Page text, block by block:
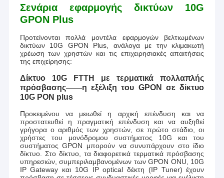
Σενάρια εφαρμογής δικτύων 10G
GPON Plus
Προτείνονται πολλά μοντέλα εφαρμογών βελτιωμένων
δικτύων 10G GPON Plus, ανάλογα με την κλιμακωτή
χρέωση των χρηστών και τις επιχειρησιακές απαιτήσεις
της επιχείρησης:
Δίκτυο 10G FTTH με τερματικά πολλαπλής
πρόσβασης——η εξέλιξη του GPON σε δίκτυο
10G PON plus
Προκειμένου να μειωθεί η αρχική επένδυση και να
προστατευθεί η πραγματική επένδυση και να αυξηθεί
γρήγορα ο αριθμός των χρηστών, σε πρώτο στάδιο, οι
χρήστες του μονόδρομου συστήματος 10G και του
συστήματος GPON μπορούν να συνυπάρχουν στο ίδιο
δίκτυο. Στο δίκτυο, τα διαφορετικά τερματικά πρόσβασης
υπηρεσιών, συμπεριλαμβανομένων των GPON ONU, 10G
IP Gateway και 10G IP optical δέκτη (IP Tuner) έχουν